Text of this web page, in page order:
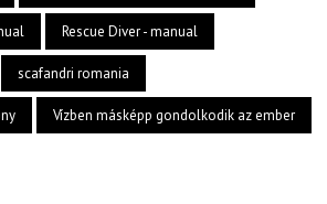
Rescue Diver - manual
scafandri romania
Vízben másképp gondolkodik az ember